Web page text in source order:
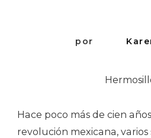
por
Hace poco más de cien
revolución mexicana,